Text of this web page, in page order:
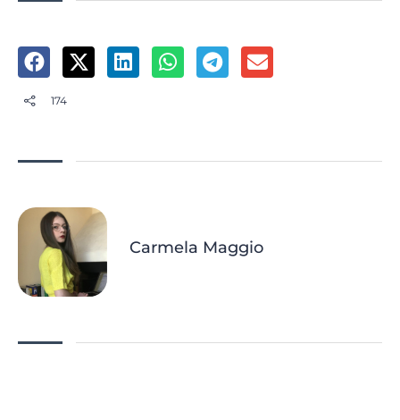
174
Carmela Maggio